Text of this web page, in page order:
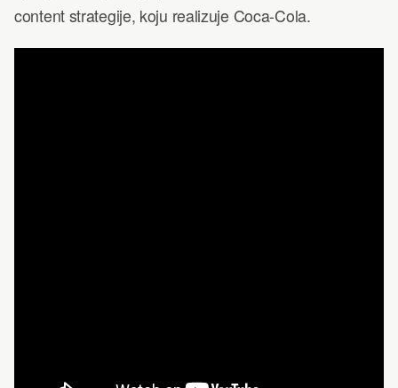
content strategije, koju realizuje Coca-Cola.